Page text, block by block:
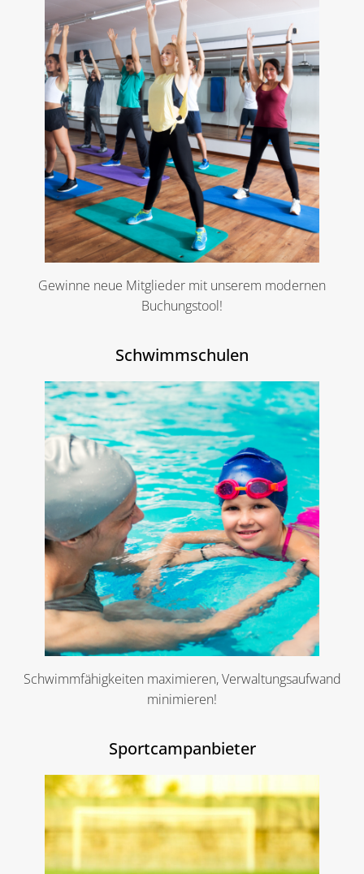
Gewinne neue Mitglieder mit unserem modernen
Buchungstool!
Schwimmschulen
Schwimmfähigkeiten maximieren, Verwaltungsaufwand
minimieren!
Sportcampanbieter